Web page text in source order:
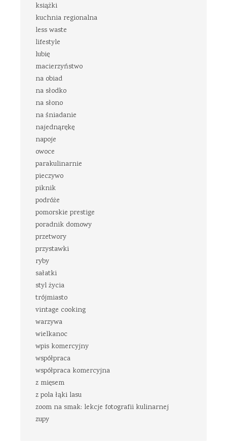
książki
kuchnia regionalna
less waste
lifestyle
lubię
macierzyństwo
na obiad
na słodko
na słono
na śniadanie
najednąrękę
napoje
owoce
parakulinarnie
pieczywo
piknik
podróże
pomorskie prestige
poradnik domowy
przetwory
przystawki
ryby
sałatki
styl życia
trójmiasto
vintage cooking
warzywa
wielkanoc
wpis komercyjny
współpraca
współpraca komercyjna
z mięsem
z pola łąki lasu
zoom na smak: lekcje fotografii kulinarnej
zupy